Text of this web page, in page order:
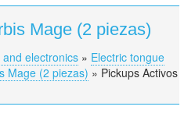
Mage (2 piezas)
electronics » Electric tongue
Mage (2 piezas) » Pickups Activos